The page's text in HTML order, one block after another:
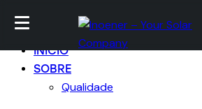
Ir para conteúdo
Fechar
INICIO
SOBRE
Qualidade